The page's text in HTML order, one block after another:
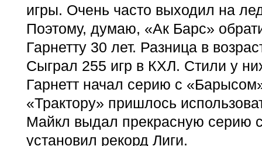
игры. Очень часто выходил на
Поэтому, думаю, «Ак Барс»
Гарнетту 30 лет. Разница в
Сыграл 255 игр в КХЛ. Стили у
Гарнетт начал серию с
«Трактору» пришлось
Майкл выдал прекрасную серию
установил рекорд Лиги.